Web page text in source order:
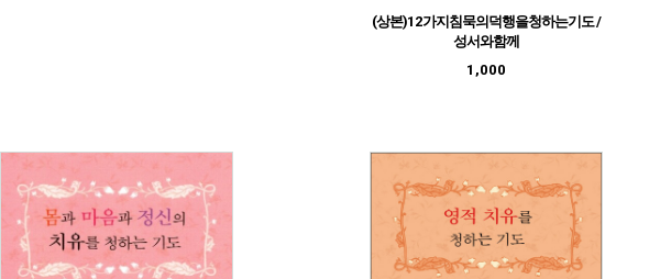
(상본)12가지침묵의덕행을청하는기도 /
성서와함께
1,000